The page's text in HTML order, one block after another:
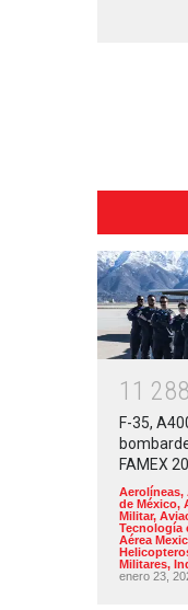
1 1 288
F-35,
FAMEX
Aerolíneas,
de México,
Militar,
Tecnología
Aérea
Militares,
enero 23,